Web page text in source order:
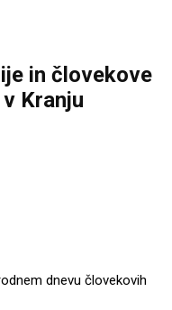
in človekove
Kranju
dnevu človekovih